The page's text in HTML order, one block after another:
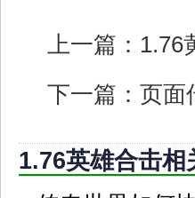
上一篇： 1.76
下一篇： 页面
1.76英雄合击相